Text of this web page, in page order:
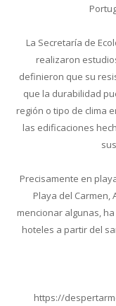
La Secretaría de
realizaron
definieron que su
que la durabilidad
región o tipo de clima
las edificaciones
Precisamente en
Playa del Carmen,
mencionar algunas,
hoteles a partir del
https://